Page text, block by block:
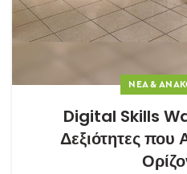
ΝΈΑ &
Digital Skills
Δεξιότητες που